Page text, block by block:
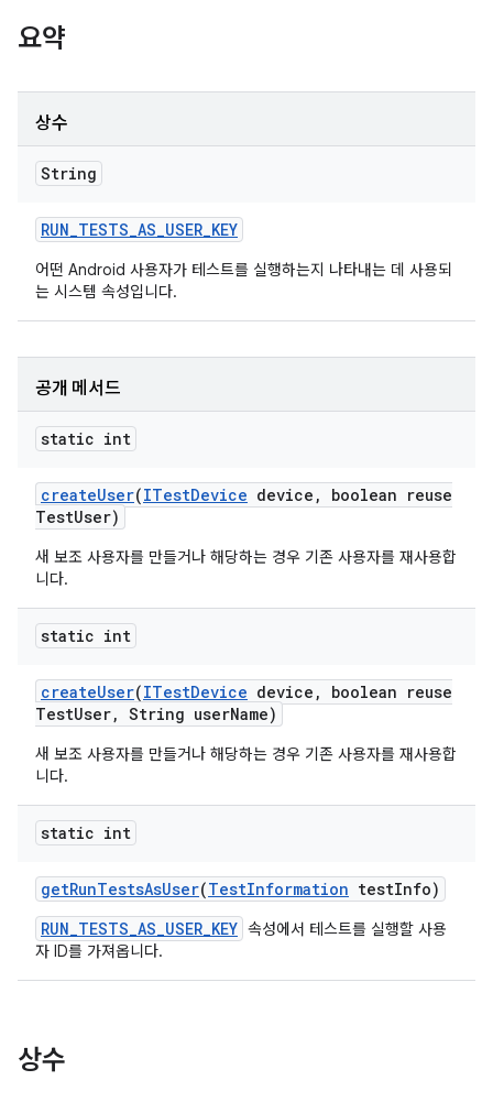
요약
상수
String
RUN_TESTS_AS_USER_KEY
어떤 Android 사용자가 테스트를 실행하는지 나타내는 데 사용되
는 시스템 속성입니다.
공개 메서드
static int
createUser(ITestDevice device ,
boolean reuse
TestUser)
새 보조 사용자를 만들거나 해당하는 경우 기존 사용자를 재사용합
니다.
static int
createUser(ITestDevice device ,
boolean reuse
TestUser, String userName)
새 보조 사용자를 만들거나 해당하는 경우 기존 사용자를 재사용합
니다.
static int
getRunTestsAsUser(TestInformation testInfo)
RUN_TESTS_AS_USER_KEY 속성에서 테스트를 실행할 사용
자 ID를 가져옵니다.
상수